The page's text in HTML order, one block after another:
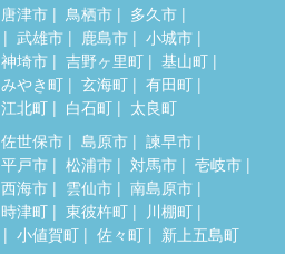
唐津市 鳥栖市
多久市
武雄市 鹿島市
小城市
神埼市 吉野ヶ里町
基山町
みやき町 玄海町
有田町
江北町 白石町 太良町
佐世保市 島原市
諫早市
平戸市 松浦市 対馬市
壱岐市
西海市 雲仙市
南島原市
時津町 東彼杵町
川棚町
小値賀町 佐々町 新上五島町